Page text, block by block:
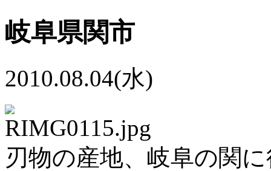
岐阜県関市
2010.08.04(水)
刃物の産地、岐阜の関